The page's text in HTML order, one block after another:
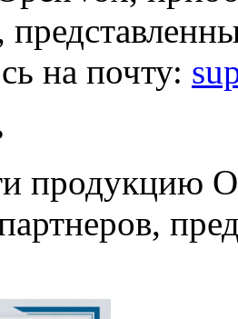
на почту:
продукцию